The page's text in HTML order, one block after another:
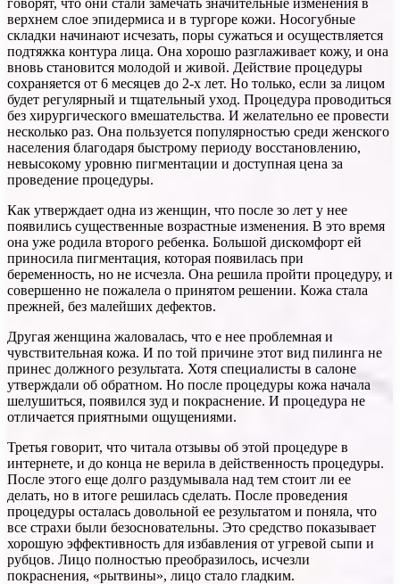
верхнем слое эпидермиса и в тургоре кожи. Носогубные
складки начинают исчезать, поры сужаться и осуществляется
подтяжка контура лица. Она хорошо разглаживает кожу, и она
вновь становится молодой и живой. Действие процедуры
сохраняется от 6 месяцев до 2-х лет. Но только, если за лицом
будет регулярный и тщательный уход. Процедура проводиться
без хирургического вмешательства. И желательно ее провести
несколько раз. Она пользуется популярностью среди женского
населения благодаря быстрому периоду восстановлению,
невысокому уровню пигментации и доступная цена за
проведение процедуры.
Как утверждает одна из женщин, что после зо лет у нее
появились существенные возрастные изменения. В это время
она уже родила второго ребенка. Большой дискомфорт ей
приносила пигментация, которая появилась при
беременность, но не исчезла. Она решила пройти процедуру, и
совершенно не пожалела о принятом решении. Кожа стала
прежней, без малейших дефектов.
Другая женщина жаловалась, что е нее проблемная и
чувствительная кожа. И по той причине этот вид пилинга не
принес должного результата. Хотя специалисты в салоне
утверждали об обратном. Но после процедуры кожа начала
шелушиться, появился зуд и покраснение. И процедура не
отличается приятными ощущениями.
Третья говорит, что читала отзывы об этой процедуре в
интернете, и до конца не верила в действенность процедуры.
После этого еще долго раздумывала над тем стоит ли ее
делать, но в итоге решилась сделать. После проведения
процедуры осталась довольной ее результатом и поняла, что
все страхи были безосновательны. Это средство показывает
хорошую эффективность для избавления от угревой сыпи и
рубцов. Лицо полностью преобразилось, исчезли
покраснения, «рытвины», лицо стало гладким.